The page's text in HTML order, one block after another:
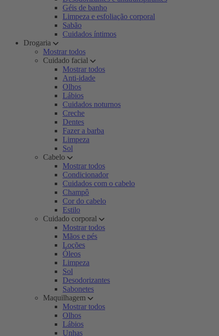
Géis de banho
Limpeza e esfoliação corporal
Sabão
Cuidados íntimos
Drogaria
Mostrar todos
Cuidado facial
Mostrar todos
Anti-idade
Olhos
Lábios
Cuidados noturnos
Creche
Dentes
Fazer a barba
Limpeza
Sol
Cabelo
Mostrar todos
Condicionador
Cuidados com o cabelo
Champô
Cor do cabelo
Estilo
Cuidado corporal
Mostrar todos
Mãos e pés
Loções
Óleos
Limpeza
Sol
Desodorizantes
Sabonetes
Maquilhagem
Mostrar todos
Olhos
Lábios
Unhas